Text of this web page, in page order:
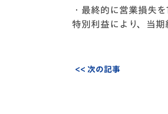
・最終的に営業損失
特別利益により、当期
<< 次の記事